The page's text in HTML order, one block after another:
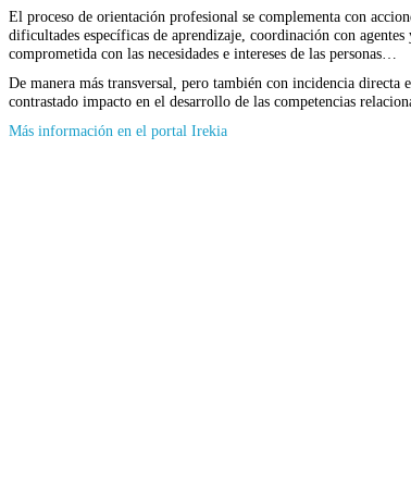
El proceso de orientación profesional se complementa con
dificultades específicas de aprendizaje, coordinación con
comprometida con las necesidades e intereses de las personas…
De manera más transversal, pero también con incidencia
contrastado impacto en el desarrollo de las competencias
Más información en el portal Irekia(Se